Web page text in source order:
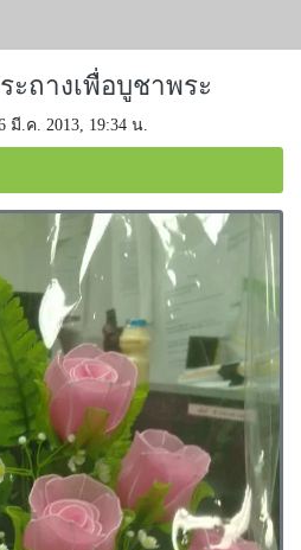
ถางเพื่อบูชาพระ
มี.ค. 2013, 19:34 น.